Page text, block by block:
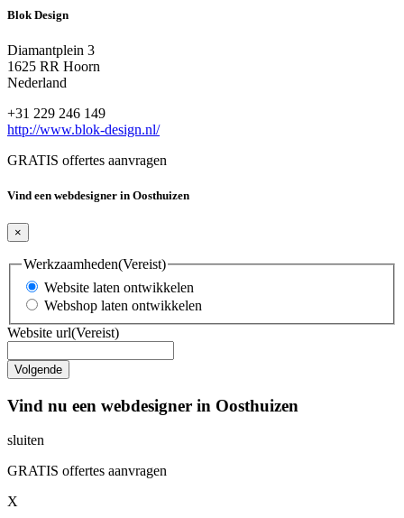
Blok Design
Diamantplein 3
1625 RR Hoorn
Nederland
+31 229 246 149
http://www.blok-design.nl/
GRATIS offertes aanvragen
Vind een webdesigner in Oosthuizen
×
Werkzaamheden(Vereist)
Website laten ontwikkelen
Webshop laten ontwikkelen
Website url(Vereist)
Vind nu een webdesigner in Oosthuizen
sluiten
GRATIS offertes aanvragen
X